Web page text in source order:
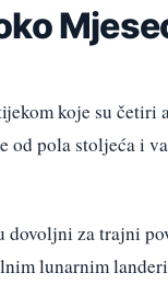
koje su četiri
pola stoljeća i
dovoljni za trajni
lunarnim